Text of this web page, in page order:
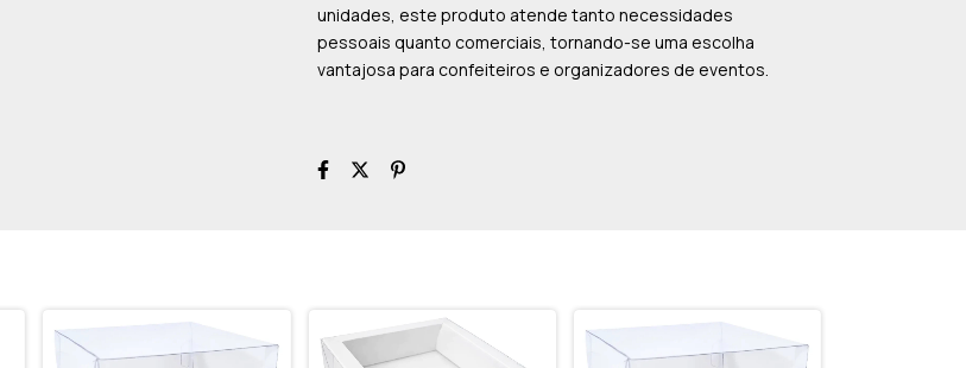
unidades, este produto atende tanto necessidades
pessoais quanto comerciais, tornando-se uma escolha
vantajosa para confeiteiros e organizadores de eventos.